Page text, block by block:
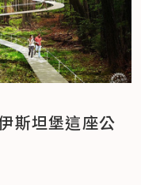
斯坦堡這座公